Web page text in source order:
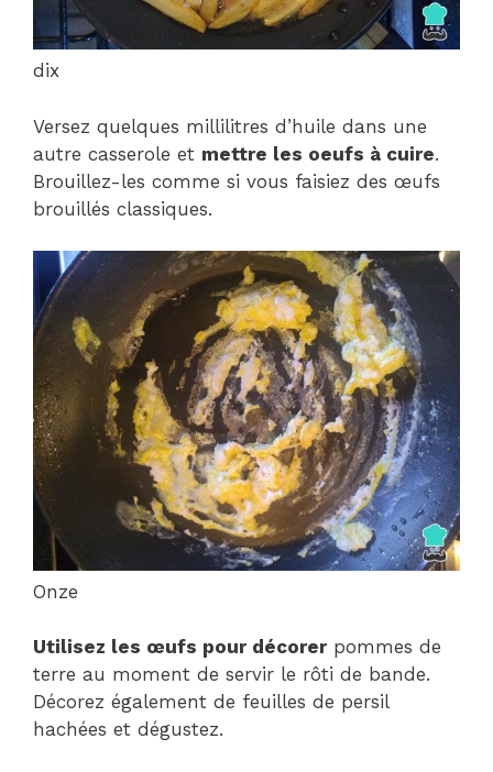
dix
Versez quelques millilitres d’huile dans une
autre casserole et mettre les oeufs à cuire.
Brouillez-les comme si vous faisiez des œufs
brouillés classiques.
Onze
Utilisez les œufs pour décorerpommes de
terre au moment de servir le rôti de bande.
Décorez également de feuilles de persil
hachées et dégustez.